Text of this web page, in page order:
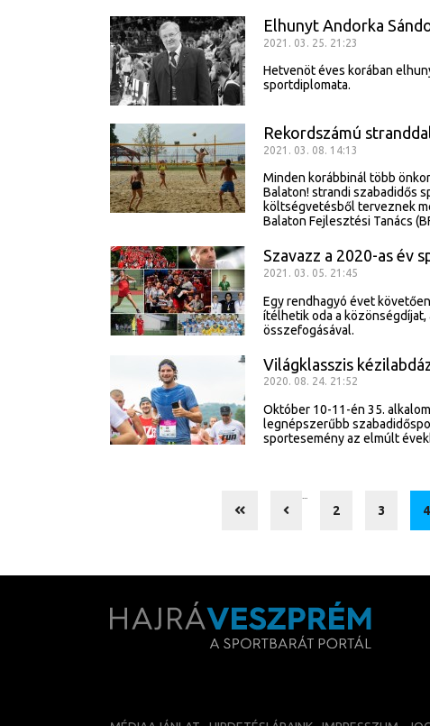
Elhunyt Andorka
2021. 03. 25. 21:23
Hetvenöt éves korában
sportdiplomata.
Rekordszámú
2021. 03. 08. 14:13
Minden korábbinál több
Balaton! strandi szabadidős
költségvetésből terveznek
Balaton Fejlesztési Tanács
Szavazz a 2020-as év
2021. 03. 05. 21:45
Egy rendhagyó évet
ítélhetik oda a
összefogásával.
Világklasszis
2020. 08. 24. 21:52
Október 10-11-én 35.
legnépszerűbb
sportesemény az elmúlt
2 3 4